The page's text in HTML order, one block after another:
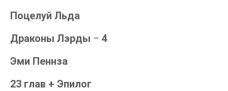
Поцелуй Льда
Драконы Лэрды ‒ 4
Эми Пеннза
23 глав + Эпилог